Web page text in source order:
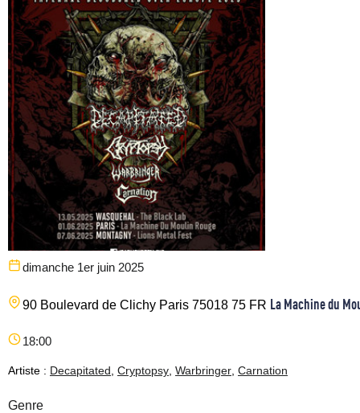
dimanche 1er juin 2025
90 Boulevard de Clichy Paris 75018 75 FR La Machine du
18:00
Artiste : Decapitated Cryptopsy Warbringer Carnation
Genre